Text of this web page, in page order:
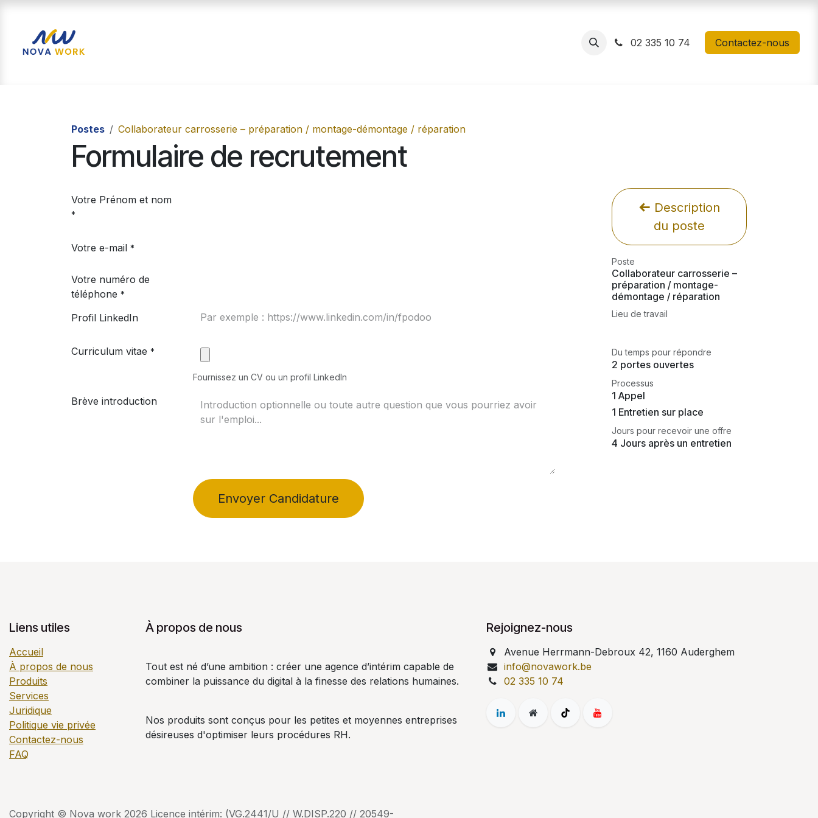
02 335 10 74 Contactez-nous
Postes Collaborateur carrosserie – préparation / montage-démontage / réparation
Formulaire de recrutement
Votre Prénom et nom
*
Votre e-mail *
Votre numéro de
téléphone *
Profil LinkedIn
Curriculum vitae *
Fournissez un CV ou un profil LinkedIn
Brève introduction
Envoyer Candidature
Description
du poste
Poste
Collaborateur carrosserie –
préparation / montage-
démontage / réparation
Lieu de travail
Du temps pour répondre
2 portes ouvertes
Processus
1 Appel
1 Entretien sur place
Jours pour recevoir une offre
4 Jours après un entretien
Liens utiles
Accueil
À propos de nous
Produits
Services
Juridique
Politique vie privée
Contactez-nous
FAQ
À propos de nous
Tout est né d’une ambition : créer une agence d’intérim capable de
combiner la puissance du digital à la finesse des relations humaines.
Nos produits sont conçus pour les petites et moyennes entreprises
désireuses d'optimiser leurs procédures RH.
Rejoignez-nous
Avenue Herrmann-Debroux 42, 1160 Auderghem
info@novawork.be
02 335 10 74
Copyright © Nova work 2026 Licence intérim: (VG.2441/U // W.DISP.220 // 20549-